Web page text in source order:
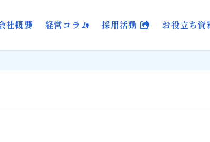
社概要 経営コラム 採用活動 お役立ち資